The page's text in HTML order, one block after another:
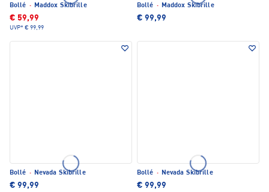
Bollé · Maddox Skibrille
€ 59,99
UVP* € 99,99
Bollé · Maddox Skibrille
€ 99,99
Bollé · Nevada Skibrille
€ 99,99
Bollé · Nevada Skibrille
€ 99,99